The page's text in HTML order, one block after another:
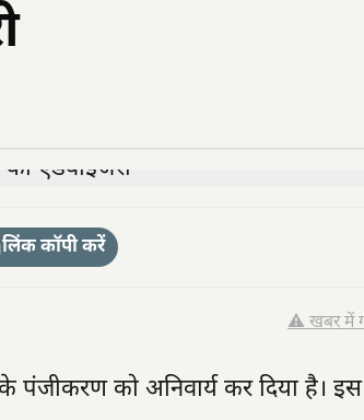
लिंक कॉपी करें
⚠️ खबर में
पंजीकरण को अनिवार्य कर दिया है। इस